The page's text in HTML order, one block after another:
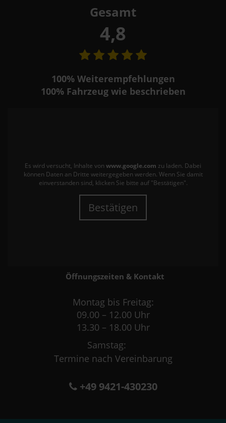
Gesamt
4,8
100%Weiterempfehlungen
100%Fahrzeug wie beschrieben
Es wird versucht, Inhalte von www.google.com zu laden. Dabei
können Daten an Dritte weitergegeben werden. Wenn Sie damit
einverstanden sind, klicken Sie bitte auf "Bestätigen".
Bestätigen
Öffnungszeiten & Kontakt
Montag bis Freitag:
09.00 – 12.00 Uhr
13.30 – 18.00 Uhr
Samstag:
Termine nach Vereinbarung
+49 9421-430230